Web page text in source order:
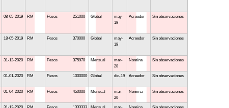
08-05-2019 RM Pesos 251000 Global
may-
19
Acreedor Sin observaciones
18-05-2019 RM Pesos 370000 Global
may-
19
Acreedor Sin observaciones
31-12-2020 RM Pesos 375970 Mensual
mar-
20
Nomina Sin observaciones
01-01-2020 RM Pesos 1000000 Global dic-19 Acreedor Sin observaciones
01-04-2020 RM Pesos 450000 Mensual
mar-
20
Nomina Sin observaciones